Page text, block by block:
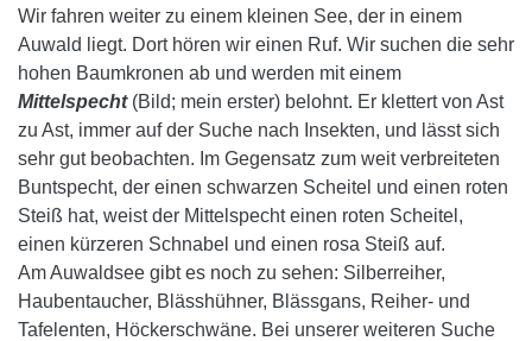
Wir fahren weiter zu einem kleinen See, der in einem
Auwald liegt. Dort hören wir einen Ruf. Wir suchen die sehr
hohen Baumkronen ab und werden mit einem
Mittelspecht(Bild; mein erster) belohnt. Er klettert von Ast
zu Ast, immer auf der Suche nach Insekten, und lässt sich
sehr gut beobachten. Im Gegensatz zum weit verbreiteten
Buntspecht, der einen schwarzen Scheitel und einen roten
Steiß hat, weist der Mittelspecht einen roten Scheitel,
einen kürzeren Schnabel und einen rosa Steiß auf.
Am Auwaldsee gibt es noch zu sehen: Silberreiher,
Haubentaucher, Blässhühner, Blässgans, Reiher- und
Tafelenten, Höckerschwäne. Bei unserer weiteren Suche